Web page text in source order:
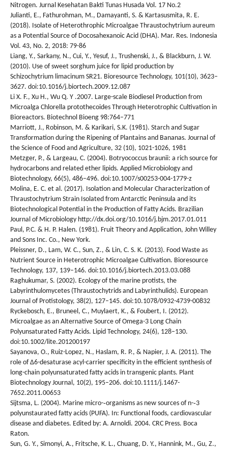
Nitrogen. Jurnal Kesehatan Bakti Tunas Husada Vol. 17 No.2
Julianti, E., Fathurohman, M., Damayanti, S. & Kartasusmita, R. E.
(2018). Isolate of Heterothrophic Microalgae Thraustochytrium aureum
as a Potential Source of Docosahexanoic Acid (DHA). Mar. Res. Indonesia
Vol. 43, No. 2, 2018: 79-86
Liang, Y., Sarkany, N., Cui, Y., Yesuf, J., Trushenski, J., & Blackburn, J. W.
(2010). Use of sweet sorghum juice for lipid production by
Schizochytrium limacinum SR21. Bioresource Technology, 101(10), 3623–
3627. doi:10.1016/j.biortech.2009.12.087
Li X. F., Xu H., Wu Q. Y .2007. Large-scale Biodiesel Production from
Microalga Chlorella protothecoides Through Heterotrophic Cultivation in
Bioreactors. Biotechnol Bioeng 98:764–771
Marriott, J., Robinson, M. & Karikari, S.K. (1981). Starch and Sugar
Transformation during the Ripening of Plantains and Bananas. Journal of
the Science of Food and Agriculture, 32 (10), 1021-1026, 1981
Metzger, P., & Largeau, C. (2004). Botryococcus braunii: a rich source for
hydrocarbons and related ether lipids. Applied Microbiology and
Biotechnology, 66(5), 486–496. doi:10.1007/s00253-004-1779-z
Molina, E. C. et al. (2017). Isolation and Molecular Characterization of
Thraustochytrium Strain Isolated from Antarctic Peninsula and its
Biotechnological Potential in the Production of Fatty Acids. Brazilian
Journal of Microbiology http://dx.doi.org/10.1016/j.bjm.2017.01.011
Paul, P.C. & H. P. Halen. (1981). Fruit Theory and Application, John Willey
and Sons Inc. Co., New York.
Pleissner, D., Lam, W. C., Sun, Z., & Lin, C. S. K. (2013). Food Waste as
Nutrient Source in Heterotrophic Microalgae Cultivation. Bioresource
Technology, 137, 139–146. doi:10.1016/j.biortech.2013.03.088
Raghukumar, S. (2002). Ecology of the marine protists, the
Labyrinthulomycetes (Thraustochytrids and Labyrinthulids). European
Journal of Protistology, 38(2), 127–145. doi:10.1078/0932-4739-00832
Ryckebosch, E., Bruneel, C., Muylaert, K., & Foubert, I. (2012).
Microalgae as an Alternative Source of Omega-3 Long Chain
Polyunsaturated Fatty Acids. Lipid Technology, 24(6), 128–130.
doi:10.1002/lite.201200197
Sayanova, O., Ruiz-Lopez, N., Haslam, R. P., & Napier, J. A. (2011). The
role of Δ6-desaturase acyl-carrier specificity in the efficient synthesis of
long-chain polyunsaturated fatty acids in transgenic plants. Plant
Biotechnology Journal, 10(2), 195–206. doi:10.1111/j.1467-
7652.2011.00653
Sijtsma, L. (2004). Marine micro-­‐organisms as new sources of n-­‐3
polyunstaurated fatty acids (PUFA). In: Functional foods, cardiovascular
disease and diabetes. Edited by: A. Arnoldi. 2004. CRC Press. Boca
Raton.
Sun, G. Y., Simonyi, A., Fritsche, K. L., Chuang, D. Y., Hannink, M., Gu, Z.,